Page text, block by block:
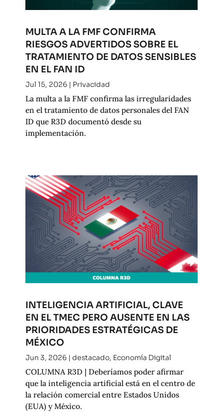
MULTA A LA FMF CONFIRMA
RIESGOS ADVERTIDOS SOBRE EL
TRATAMIENTO DE DATOS SENSIBLES
EN EL FAN ID
Jul 15, 2026| Privacidad
La multa a la FMF confirma las irregularidades
en el tratamiento de datos personales del FAN
ID que R3D documentó desde su
implementación.
INTELIGENCIA ARTIFICIAL, CLAVE
EN EL TMEC PERO AUSENTE EN LAS
PRIORIDADES ESTRATÉGICAS DE
MÉXICO
Jun 3, 2026| destacado, Economía Digital
COLUMNA R3D | Deberíamos poder afirmar
que la inteligencia artificial está en el centro de
la relación comercial entre Estados Unidos
(EUA) y México.